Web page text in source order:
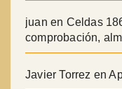
juan en Celdas
comprobación,
Javier Torrez en